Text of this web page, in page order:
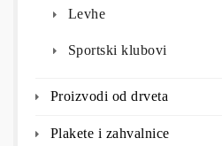
Levhe
Sportski klubovi
Proizvodi od drveta
Plakete i zahvalnice